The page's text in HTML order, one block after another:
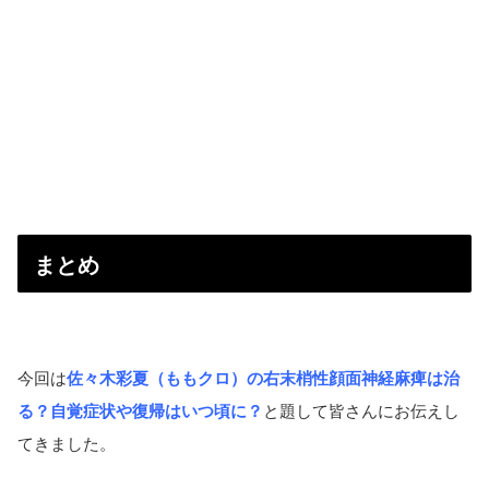
まとめ
今回は佐々木彩夏（ももクロ）の右末梢性顔面神経麻痺は治
る？自覚症状や復帰はいつ頃に？ と題して皆さんにお伝えし
てきました。